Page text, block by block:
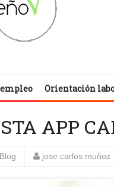
Orientación
APP
Blog jose carlos muñoz